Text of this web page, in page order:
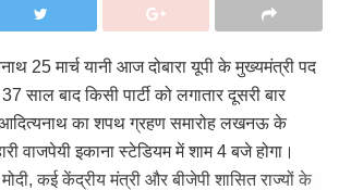
25 मार्च यानी आज दोबारा यूपी के मुख्यमंत्री पद
साल बाद किसी पार्टी को लगातार दूसरी बार
आदित्यनाथ का शपथ ग्रहण समारोह लखनऊ के
वाजपेयी इकाना स्टेडियम में शाम 4 बजे होगा।
कई केंद्रीय मंत्री और बीजेपी शासित राज्यों के